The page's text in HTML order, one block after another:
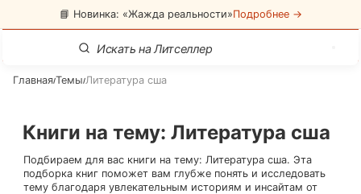
📘 Новинка: «Жажда реальности»Подробнее →
Главная/Темы/Литература сша
Книги на тему: Литература сша
Подбираем для вас книги на тему: Литература сша. Эта
подборка книг поможет вам глубже понять и исследовать
тему благодаря увлекательным историям и инсайтам от